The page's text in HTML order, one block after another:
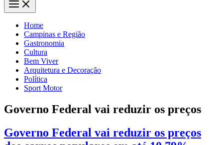
Home
Campinas e Região
Gastronomia
Cultura
Bem Viver
Arquitetura e Decoração
Política
Sport Motor
Governo Federal vai reduzir os preços
Governo Federal vai reduzir os preços